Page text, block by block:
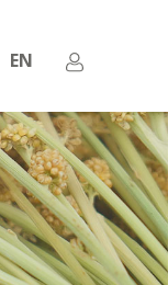
EN